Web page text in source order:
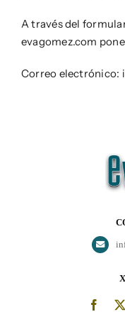
A través del
evagomez.com
Correo electrónico: